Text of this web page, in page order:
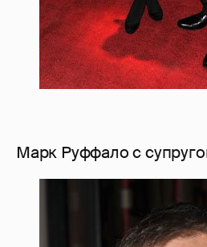
Марк Руффало с